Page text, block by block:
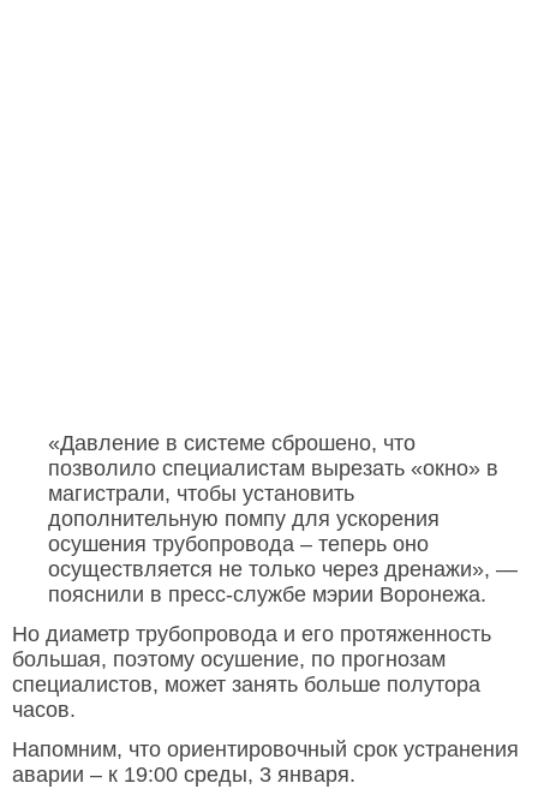
«Давление в системе сброшено, что
позволило специалистам вырезать «окно» в
магистрали, чтобы установить
дополнительную помпу для ускорения
осушения трубопровода – теперь оно
осуществляется не только через дренажи», —
пояснили в пресс-службе мэрии Воронежа.
Но диаметр трубопровода и его протяженность
большая, поэтому осушение, по прогнозам
специалистов, может занять больше полутора
часов.
Напомним, что ориентировочный срок устранения
аварии – к 19:00 среды, 3 января.